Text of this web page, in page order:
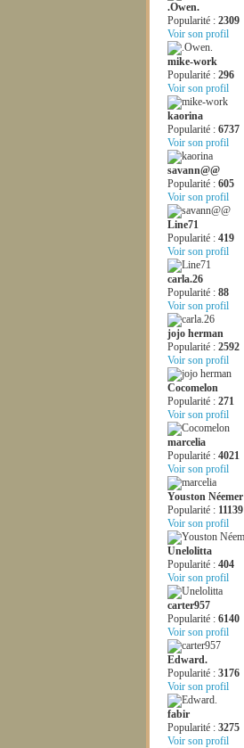
.Owen.
Popularité : 2309
Voir son profil
mike-work
Popularité : 296
Voir son profil
kaorina
Popularité : 6737
Voir son profil
savann@@
Popularité : 605
Voir son profil
Line71
Popularité : 419
Voir son profil
carla.26
Popularité : 88
Voir son profil
jojo herman
Popularité : 2592
Voir son profil
Cocomelon
Popularité : 271
Voir son profil
marcelia
Popularité : 4021
Voir son profil
Youston Néemer
Popularité : 11139
Voir son profil
Unelolitta
Popularité : 404
Voir son profil
carter957
Popularité : 6140
Voir son profil
Edward.
Popularité : 3176
Voir son profil
fabir
Popularité : 3275
Voir son profil